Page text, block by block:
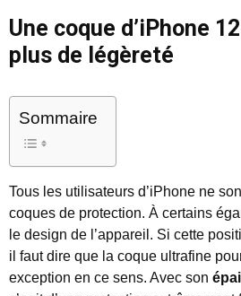
Une coque d’iPhone
plus de légèreté
Sommaire
Tous les utilisateurs d’iPhone ne
coques de protection. À certains
le design de l’appareil. Si cette
il faut dire que la coque ultrafine
exception en ce sens. Avec son